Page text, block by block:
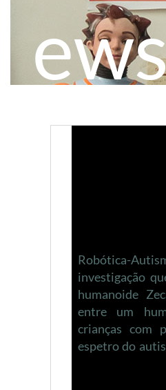
Robótica-
investigação
humanoide
entre um
crianças com
espetro do